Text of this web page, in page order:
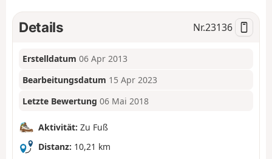
Details Nr.23136
Erstelldatum 06 Apr 2013
Bearbeitungsdatum 15 Apr 2023
Letzte Bewertung 06 Mai 2018
Aktivität: Zu Fuß
Distanz: 10,21 km